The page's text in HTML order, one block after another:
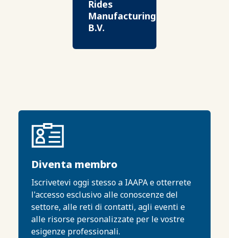
Rides
Manufacturing
B.V.
Diventa membro
Iscrivetevi oggi stesso a IAAPA e otterrete
l'accesso esclusivo alle conoscenze del
settore, alle reti di contatti, agli eventi e
alle risorse personalizzate per le vostre
esigenze professionali.